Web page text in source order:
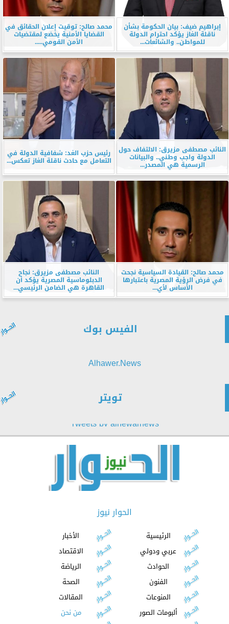
إبراهيم ضيف: بيان الحكومة بشأن
ناقلة الغاز يؤكد احترام الدولة
للمواطن.. والشائعات...
محمد صالح: توقيت إعلان الحقائق في
القضايا الأمنية يخضع لمقتضيات
الأمن القومي.....
النائب مصطفى مزيرق: الالتفاف حول
الدولة واجب وطني.. والبيانات
الرسمية هي المصدر...
رئيس حزب الغد: شفافية الدولة في
التعامل مع حادث ناقلة الغاز تعكس...
محمد صالح: القيادة السياسية نجحت
في فرض الرؤية المصرية باعتبارها
الأساس لأي...
النائب مصطفى مزيرق: نجاح
الدبلوماسية المصرية يؤكد أن
القاهرة هي الضامن الرئيسي...
الفيس بوك
Alhawer.News
تويتر
Tweets by alhewarnews
الحوار نيوز
الرئيسية
الأخبار
عربي ودولي
الاقتصاد
الحوادث
الرياضة
الفنون
الصحة
المنوعات
المقالات
ألبومات الصور
من نحن